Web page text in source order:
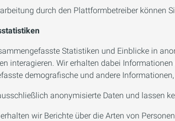
durch den Plattformbetreiber können
Statistiken und Einblicke in
interagieren. Wir erhalten dabei
demografische und andere
anonymisierte Daten und lassen
wir Berichte über die Arten von